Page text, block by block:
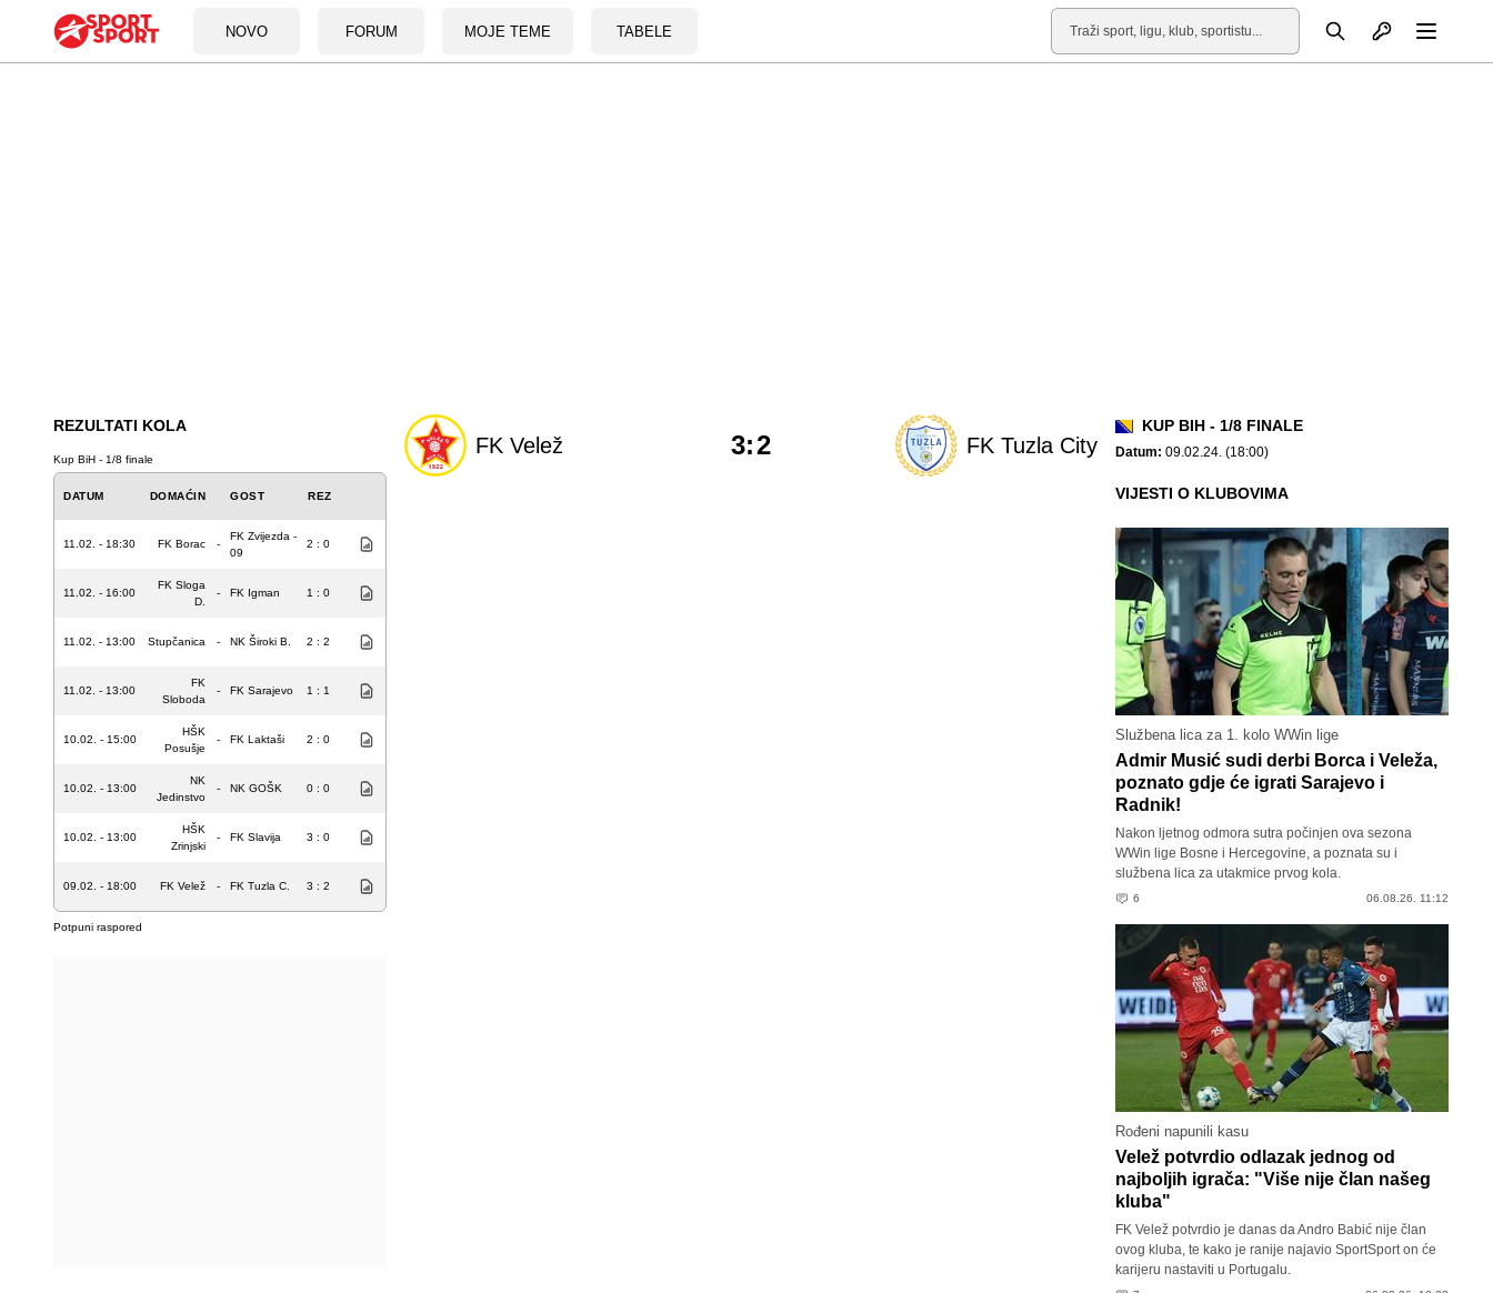
NOVO FORUM MOJE TEME TABELE
Pretraga Otvori profil
REZULTATI KOLA
Kup BiH - 1/8 finale
DATUM DOMAĆIN GOST REZ
11.02. - 18:30 FK Borac -
FK Zvijezda -
09
2 : 0
11.02. - 16:00
FK Sloga
D.
- FK Igman 1 : 0
11.02. - 13:00 Stupčanica - NK Široki B. 2 : 2
11.02. - 13:00
FK
Sloboda
- FK Sarajevo 1 : 1
10.02. - 15:00
HŠK
Posušje
- FK Laktaši 2 : 0
10.02. - 13:00
NK
Jedinstvo
- NK GOŠK 0 : 0
10.02. - 13:00
HŠK
Zrinjski
- FK Slavija 3 : 0
09.02. - 18:00 FK Velež - FK Tuzla C. 3 : 2
Potpuni raspored
FK Velež FK Tuzla City
3:2
KUP BIH - 1/8 FINALE
Datum: 09.02.24. (18:00)
VIJESTI O KLUBOVIMA
Službena lica za 1. kolo WWin lige
Admir Musić sudi derbi Borca i Veleža,
poznato gdje će igrati Sarajevo i
Radnik!
Nakon ljetnog odmora sutra počinjen ova sezona
WWin lige Bosne i Hercegovine, a poznata su i
službena lica za utakmice prvog kola.
6 06.08.26. 11:12
Rođeni napunili kasu
Velež potvrdio odlazak jednog od
najboljih igrača: "Više nije član našeg
kluba"
FK Velež potvrdio je danas da Andro Babić nije član
ovog kluba, te kako je ranije najavio SportSport on će
karijeru nastaviti u Portugalu.